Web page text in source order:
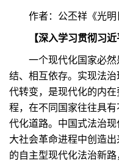
作者：公丕祥《光明日
【深入学习贯彻习
一个现代化国家必然
结、相互依存。实现法
代转变，是现代化的内
程，在不同国家往往具
代化道路。中国式法治
大社会革命进程中创造
的自主型现代化法治新